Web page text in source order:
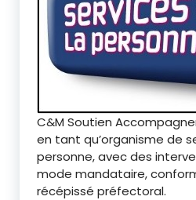
C&M Soutien
en tant qu’organisme de
personne, avec des
mode mandataire,
récépissé préfectoral.